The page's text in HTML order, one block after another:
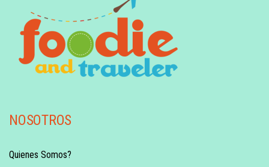
NOSOTROS
Quienes Somos?